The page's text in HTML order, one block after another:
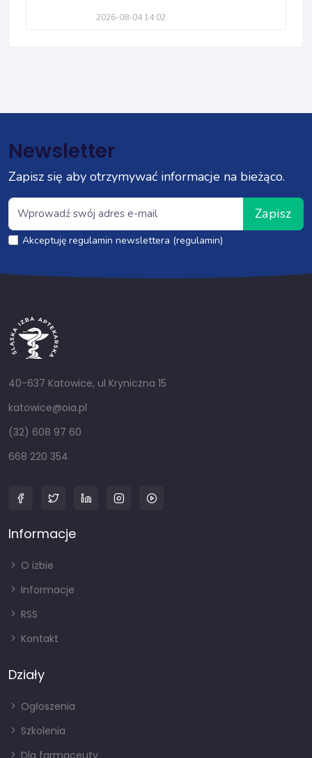
2026-08-04 14:02
Newsletter
Zapisz się aby otrzymywać informacje na bieżąco.
Zapisz
Akceptuję regulamin newslettera (regulamin)
40-637 Katowice, ul Kryniczna 15
katowice@oia.pl
(32) 608 97 60
668 220 354
Informacje
O izbie
Informacje
RSS
Kontakt
Działy
Ogłoszenia
Szkolenia